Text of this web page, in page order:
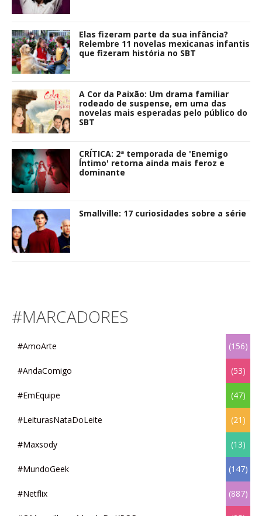
Elas fizeram parte da sua infância?
Relembre 11 novelas mexicanas infantis
que fizeram história no SBT
A Cor da Paixão: Um drama familiar
rodeado de suspense, em uma das
novelas mais esperadas pelo público do
SBT
CRÍTICA: 2ª temporada de 'Enemigo
Íntimo' retorna ainda mais feroz e
dominante
Smallville: 17 curiosidades sobre a série
#MARCADORES
#AmoArte (156)
#AndaComigo (53)
#EmEquipe (47)
#LeiturasNataDoLeite (21)
#Maxsody (13)
#MundoGeek (147)
#Netflix (887)